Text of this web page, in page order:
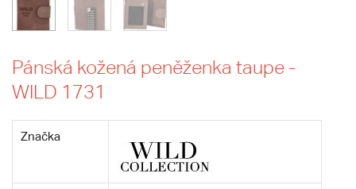
Pánská kožená peněženka taupe -
WILD 1731
Značka